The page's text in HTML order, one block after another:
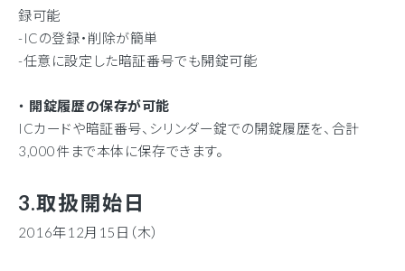
録可能
-ICの登録・削除が簡単
-任意に設定した暗証番号でも開錠可能
・ 開錠履歴の保存が可能
ICカードや暗証番号、シリンダー錠での開錠履歴を、合計
3,000件まで本体に保存できます。
3.取扱開始日
2016年12月 15 日（木）